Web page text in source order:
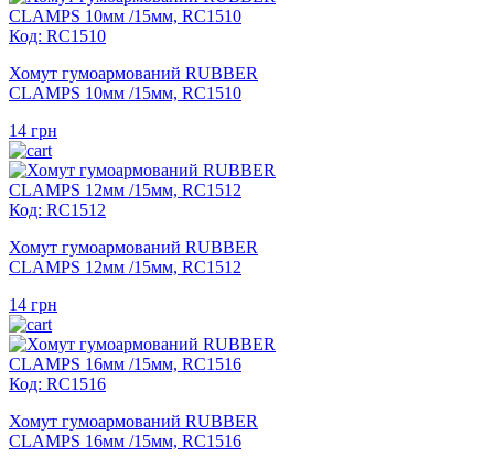
Код: RC1510
Хомут гумоармований RUBBER
CLAMPS 10мм /15мм, RC1510
14 грн
Код: RC1512
Хомут гумоармований RUBBER
CLAMPS 12мм /15мм, RC1512
14 грн
Код: RC1516
Хомут гумоармований RUBBER
CLAMPS 16мм /15мм, RC1516